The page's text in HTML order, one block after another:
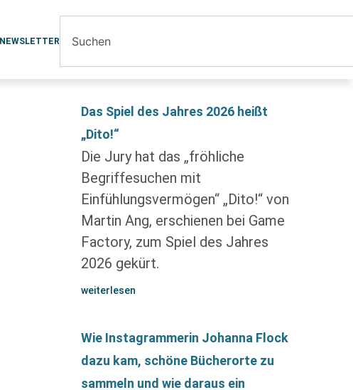
NEWSLETTER
Das Spiel des Jahres 2026 heißt
„Dito!“
Die Jury hat das „fröhliche
Begriffesuchen mit
Einfühlungsvermögen“ „Dito!“ von
Martin Ang, erschienen bei Game
Factory, zum Spiel des Jahres
2026 gekürt.
weiterlesen
Wie Instagrammerin Johanna Flock
dazu kam, schöne Bücherorte zu
sammeln und wie daraus ein